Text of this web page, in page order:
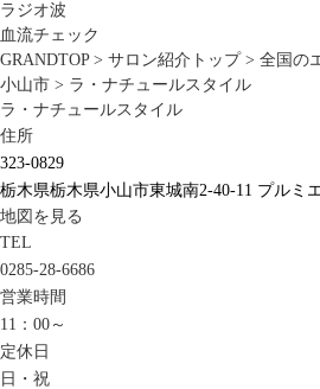
ラジオ波
血流チェック
GRANDTOP > サロン紹介トップ > 全国の
小山市 > ラ・ナチュールスタイル
ラ・ナチュールスタイル
住所
323-0829
栃木県栃木県小山市東城南2-40-11 プルミ
地図を見る
TEL
0285-28-6686
営業時間
11：00～
定休日
日・祝